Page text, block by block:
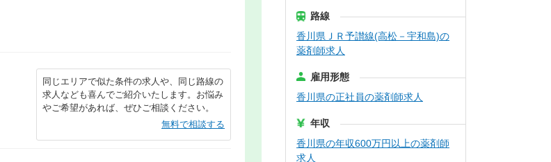
同じエリアで似た条件の求人や、同じ路線の
求人なども喜んでご紹介いたします。お悩み
やご希望があれば、ぜひご相談ください。
無料で相談する
路線
香川県ＪＲ予讃線(高松－宇和島)の
薬剤師求人
雇用形態
香川県の正社員の薬剤師求人
年収
香川県の年収600万円以上の薬剤師
求人